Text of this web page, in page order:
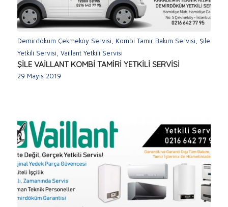
Demirdöküm Çekmeköy Servisi Kombi Tamir Bakım Servisi Şile
Yetkili Servisi Vaillant Yetkili Servisi
ŞİLE VAİLLANT KOMBİ TAMİRİ YETKİLİ SERVİSİ
29 Mayıs 2019